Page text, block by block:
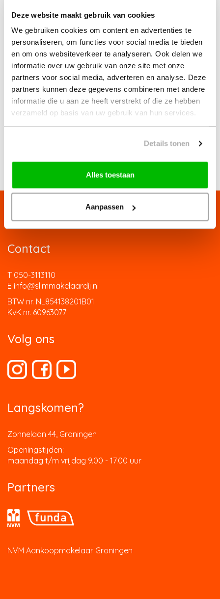
Deze website maakt gebruik van cookies
We gebruiken cookies om content en advertenties te
personaliseren, om functies voor social media te bieden
en om ons websiteverkeer te analyseren. Ook delen we
informatie over uw gebruik van onze site met onze
partners voor social media, adverteren en analyse. Deze
partners kunnen deze gegevens combineren met andere
informatie die u aan ze heeft verstrekt of die ze hebben
verzameld op basis van uw gebruik van hun services.
Details tonen
Alles toestaan
Aanpassen
makelaar het huis laat zien, sturen wij dan op naar
alle geïnteresseerden. Zo kunnen wij toch iedereen
een gelijke kans bieden om de woning te zien, maar
op de meest veilige manier.
Wil jij ook je huis verkopen en zo veilig mogelijk?Bel ons
kantoorvoor een vrijblijvende waardebepaling en meer
informatie over onze werkwijze!
Graag tot ziens, horens en mails !
Alina, Aijmée, José, Michelle en Annabelle (team Slim. )
Contact
T 050-3113110
E info@slimmakelaardij.nl
BTW nr. NL854138201B01
KvK nr. 60963077
Volg ons
Langskomen?
Zonnelaan 44, Groningen
Openingstijden:
maandag t/m vrijdag 9.00 - 17.00 uur
Partners
NVM Aankoopmakelaar Groningen